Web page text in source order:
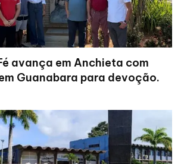
avança em Anchieta com
Guanabara para devoção.